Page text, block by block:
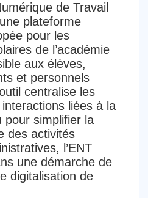
de Travail
plateforme
pour les
de l’académie
aux élèves,
et personnels
centralise les
liées à la
pour simplifier la
des activités
l’ENT
une démarche de
digitalisation de